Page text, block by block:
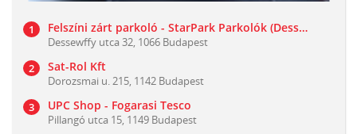
Felszíni zárt parkoló - StarPark Parkolók (Dessewffy utca 32)
Dessewffy utca 32, 1066 Budapest
Sat-Rol Kft
Dorozsmai u. 215, 1142 Budapest
UPC Shop - Fogarasi Tesco
Pillangó utca 15, 1149 Budapest